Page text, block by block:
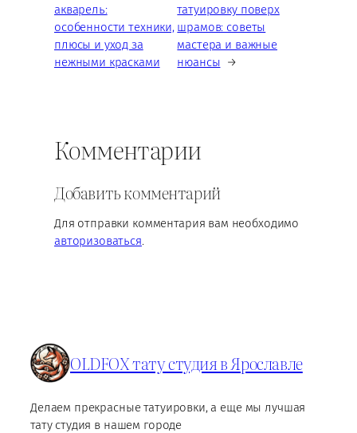
акварель:
особенности техники,
плюсы и уход за
нежными красками
татуировку поверх
шрамов: советы
мастера и важные
нюансы →
Комментарии
Добавить комментарий
Для отправки комментария вам необходимо
авторизоваться.
OLDFOX тату студия в Ярославле
Делаем прекрасные татуировки, а еще мы лучшая
тату студия в нашем городе